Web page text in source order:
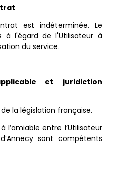
est indéterminée. Le
l'égard de l'Utilisateur à
du service.
et juridiction
la législation française.
l’amiable entre l’Utilisateur
sont compétents